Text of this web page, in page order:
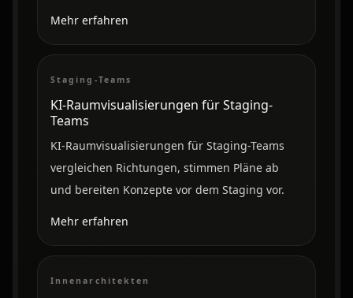
Mehr erfahren
Staging-Teams
KI-Raumvisualisierungen für Staging-
Teams
KI-Raumvisualisierungen für Staging-Teams
vergleichen Richtungen, stimmen Pläne ab
und bereiten Konzepte vor dem Staging vor.
Mehr erfahren
Innenarchitekten